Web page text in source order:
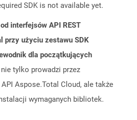
SDK is not available yet.
interfejsów API REST
przy użyciu zestawu SDK
dla początkujących
nie tylko prowadzi przez
Aspose.Total Cloud, ale także
wymaganych bibliotek.